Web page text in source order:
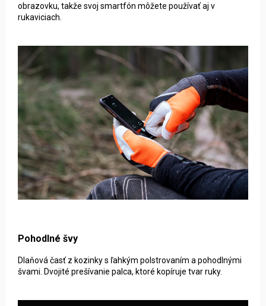
obrazovku, takže svoj smartfón môžete používať aj v
rukaviciach.
Pohodlné švy
Dlaňová časť z kozinky s ľahkým polstrovaním a pohodlnými
švami. Dvojité prešívanie palca, ktoré kopíruje tvar ruky.